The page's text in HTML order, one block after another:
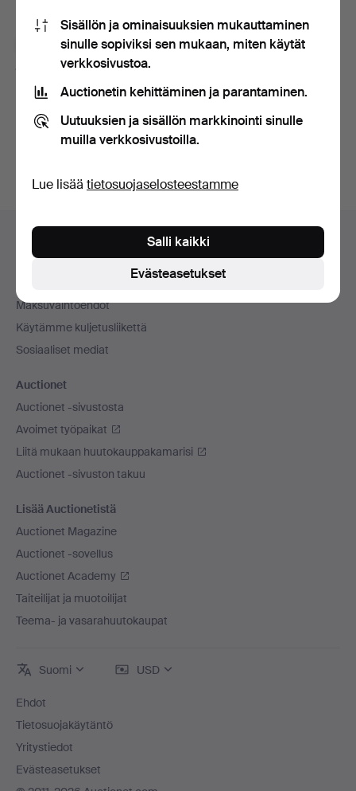
Olen vähintään 18-vuotias ja hyväksynkäyttäjäehdot
myyntiehdotsekä vahvistan lukeneeni
tietosuojakäytännön
Luo tili
Alatunnistenavigaatio
Ota yhteyttä tekniseen tukeen
Kaikki huutokauppakamarit
Maksuvaihtoehdot
Käytämme kuljetusliikettä
Sosiaaliset mediat
Auctionet
Auctionet -sivustosta
Avoimet työpaikat
Liitä mukaan huutokauppakamarisi
Auctionet -sivuston takuu
Lisää Auctionetistä
Auctionet Magazine
Auctionet -sovellus
Auctionet Academy
Taiteilijat ja muotoilijat
Teema- ja vasarahuutokaupat
Suomi USD
Ehdot
Tietosuojakäytäntö
Yritystiedot
Evästeasetukset
Sisällön ja ominaisuuksien mukauttaminen
sinulle sopiviksi sen mukaan, miten käytät
verkkosivustoa.
Auctionetin kehittäminen ja parantaminen.
Uutuuksien ja sisällön markkinointi sinulle
muilla verkkosivustoilla.
Lue lisää tietosuojaselosteestamme
Evästeasetukset
Salli kaikki